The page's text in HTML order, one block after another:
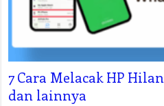
7 Cara Melacak HP
dan lainnya